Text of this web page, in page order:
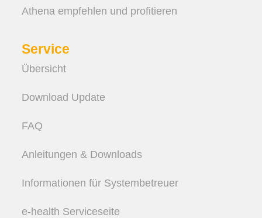
Athena empfehlen und profitieren
Service
Übersicht
Download Update
FAQ
Anleitungen & Downloads
Informationen für Systembetreuer
e-health Serviceseite